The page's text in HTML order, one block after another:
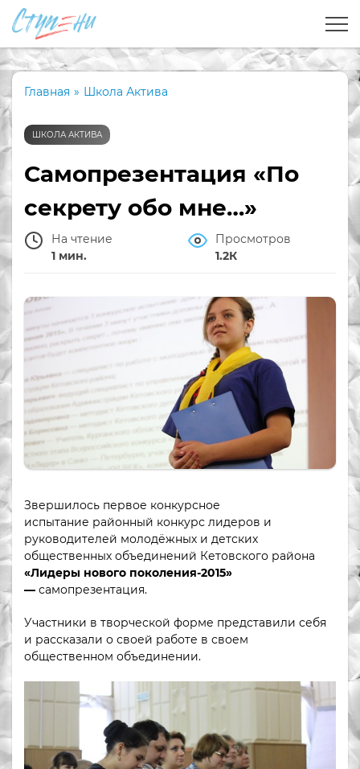
Главная » Школа Актива
ШКОЛА АКТИВА
Самопрезентация «По
секрету обо мне…»
На чтение
1 мин.
Просмотров
1.2К
Звершилось первое конкурсное
испытание районный конкурс лидеров и
руководителей молодёжных и детских
общественных объединений Кетовского района
«Лидеры нового поколения-2015»
— самопрезентация.
Участники в творческой форме представили себя
и рассказали о своей работе в своем
общественном объединении.